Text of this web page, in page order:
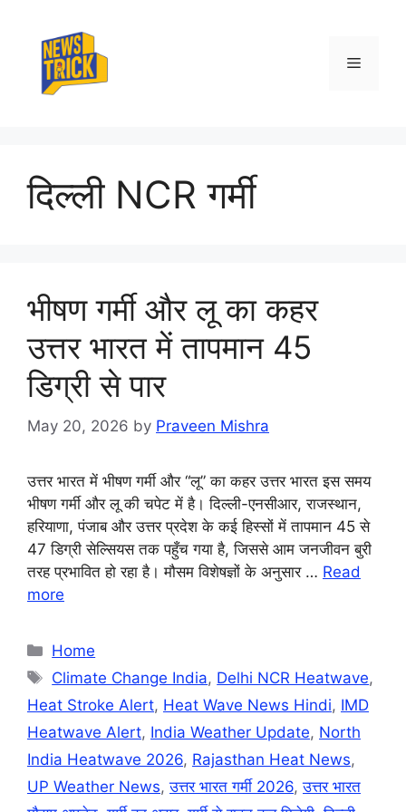
content
Menu
दिल्ली NCR गर्मी
भीषण गर्मी और लू का कहर
उत्तर भारत में तापमान 45
डिग्री से पार
May 20, 2026 by Praveen Mishra
उत्तर भारत में भीषण गर्मी और “लू” का कहर उत्तर भारत इस समय
भीषण गर्मी और लू की चपेट में है। दिल्ली-एनसीआर, राजस्थान,
हरियाणा, पंजाब और उत्तर प्रदेश के कई हिस्सों में तापमान 45 से
47 डिग्री सेल्सियस तक पहुँच गया है, जिससे आम जनजीवन बुरी
तरह प्रभावित हो रहा है। मौसम विशेषज्ञों के अनुसार … Read
more
Categories
Home
Tags
Climate Change India, Delhi NCR Heatwave,
Heat Stroke Alert, Heat Wave News Hindi, IMD
Heatwave Alert, India Weather Update, North
India Heatwave 2026, Rajasthan Heat News,
UP Weather News,उत्तर भारत गर्मी 2026,उत्तर भारत